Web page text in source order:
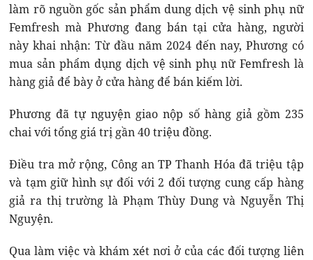
làm rõ nguồn gốc sản phẩm dung dịch vệ sinh phụ nữ
Femfresh mà Phương đang bán tại cửa hàng, người
này khai nhận: Từ đầu năm 2024 đến nay, Phương có
mua sản phẩm dụng dịch vệ sinh phụ nữ Femfresh là
hàng giả để bày ở cửa hàng để bán kiếm lời.
Phương đã tự nguyện giao nộp số hàng giả gồm 235
chai với tổng giá trị gần 40 triệu đồng.
Điều tra mở rộng, Công an TP Thanh Hóa đã triệu tập
và tạm giữ hình sự đối với 2 đối tượng cung cấp hàng
giả ra thị trường là Phạm Thùy Dung và Nguyễn Thị
Nguyện.
Qua làm việc và khám xét nơi ở của các đối tượng liên